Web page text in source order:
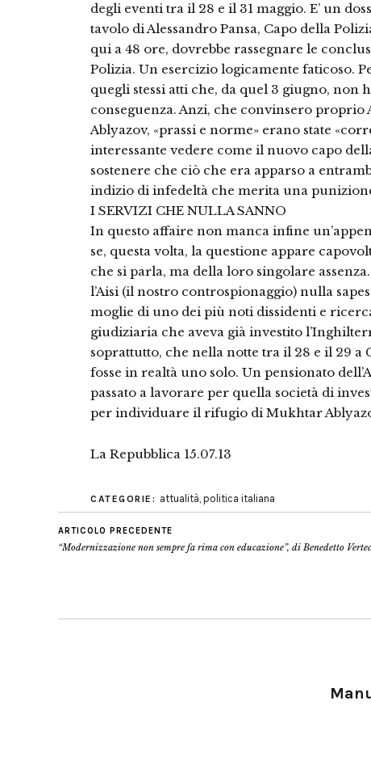
degli eventi tra il 28 e il 31 maggio. E’ un
tavolo di Alessandro Pansa, Capo della
qui a 48 ore, dovrebbe rassegnare le
Polizia. Un esercizio logicamente faticoso.
quegli stessi atti che, da quel 3 giugno,
conseguenza. Anzi, che convinsero proprio
Ablyazov, «prassi e norme» erano state
interessante vedere come il nuovo capo
sostenere che ciò che era apparso a
indizio di infedeltà che merita una
I SERVIZI CHE NULLA SANNO
In questo affaire non manca infine
se, questa volta, la questione appare
che si parla, ma della loro singolare
l’Aisi (il nostro controspionaggio) nulla
moglie di uno dei più noti dissidenti e
giudiziaria che aveva già investito
soprattutto, che nella notte tra il 28 e il 29 a
fosse in realtà uno solo. Un pensionato
passato a lavorare per quella società di
per individuare il rifugio di Mukhtar
La Repubblica 15.07.13
CATEGORIE: attualità, politica italiana
ARTICOLO PRECEDENTE
“Modernizzazione non sempre fa rima con educazione”, di Benedetto